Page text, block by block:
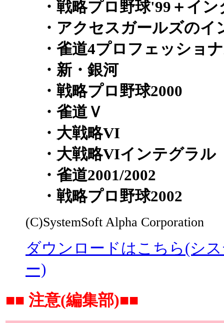
・戦略プロ野球'99＋イン
・アクセスガールズのイ
・雀道4プロフェッショ
・新・銀河
・戦略プロ野球2000
・雀道Ｖ
・大戦略VI
・大戦略VIインテグラル
・雀道2001/2002
・戦略プロ野球2002
(C)SystemSoft Alpha Corporation
ダウンロードはこちら(シ
ー)
■■ 注意(編集部)■■